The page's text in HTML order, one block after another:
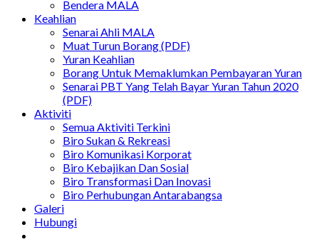
Bendera MALA
Keahlian
Senarai Ahli MALA
Muat Turun Borang (PDF)
Yuran Keahlian
Borang Untuk Memaklumkan Pembayaran Yuran
Senarai PBT Yang Telah Bayar Yuran Tahun 2020
(PDF)
Aktiviti
Semua Aktiviti Terkini
Biro Sukan & Rekreasi
Biro Komunikasi Korporat
Biro Kebajikan Dan Sosial
Biro Transformasi Dan Inovasi
Biro Perhubungan Antarabangsa
Galeri
Hubungi